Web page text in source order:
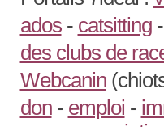
ados- catsitting-
des clubs de
Webcanin
don- emploi -